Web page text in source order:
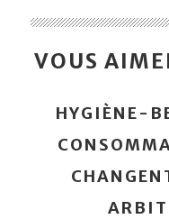
VOUS
HYGIÈNE-